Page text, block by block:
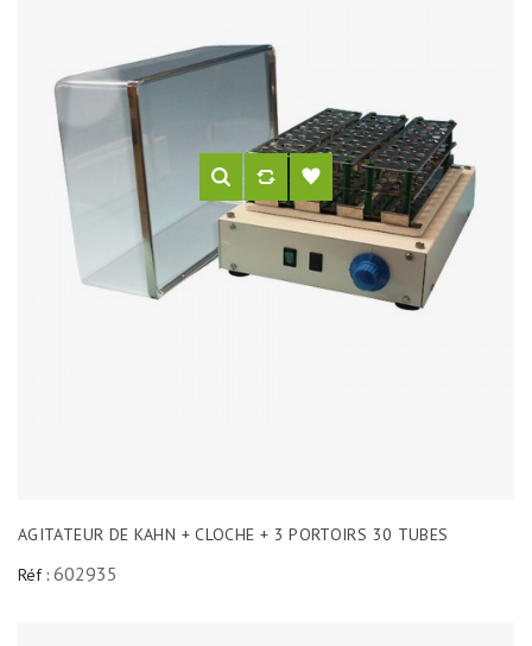
AGITATEUR DE KAHN + CLOCHE + 3 PORTOIRS 30 TUBES
Réf : 602935